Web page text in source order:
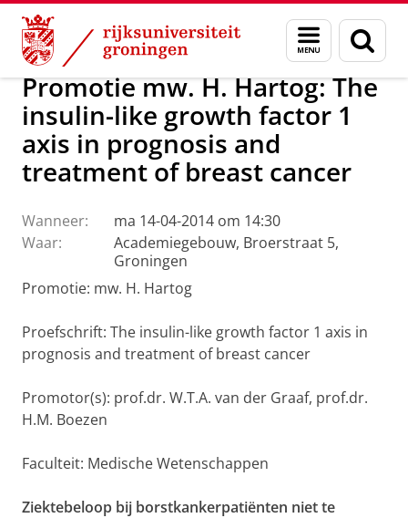
Skip
Content
Skip
Navigation
Menu
en
zoeken
Over ons Actueel Nieuws
Promotie mw. H. Hartog: The
insulin-like growth factor 1
axis in prognosis and
treatment of breast cancer
Wanneer:
ma 14-04-2014 om 14:30
Waar:
Academiegebouw, Broerstraat 5,
Groningen
Promotie: mw. H. Hartog
Proefschrift: The insulin-like growth factor 1 axis in
prognosis and treatment of breast cancer
Promotor(s): prof.dr. W.T.A. van der Graaf, prof.dr.
H.M. Boezen
Faculteit: Medische Wetenschappen
Ziektebeloop bij borstkankerpatiënten niet te